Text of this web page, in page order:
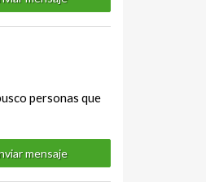
personas que
mensaje